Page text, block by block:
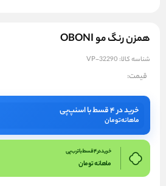
همزن رنگ مو OBONI
شناسه کالا: VP-32290
قیمت:
خرید در ۴ قسط با اسنپ‌پی
ماهانهتومان
خرید در 4 قسط با ترب پی
ماهانهتومان